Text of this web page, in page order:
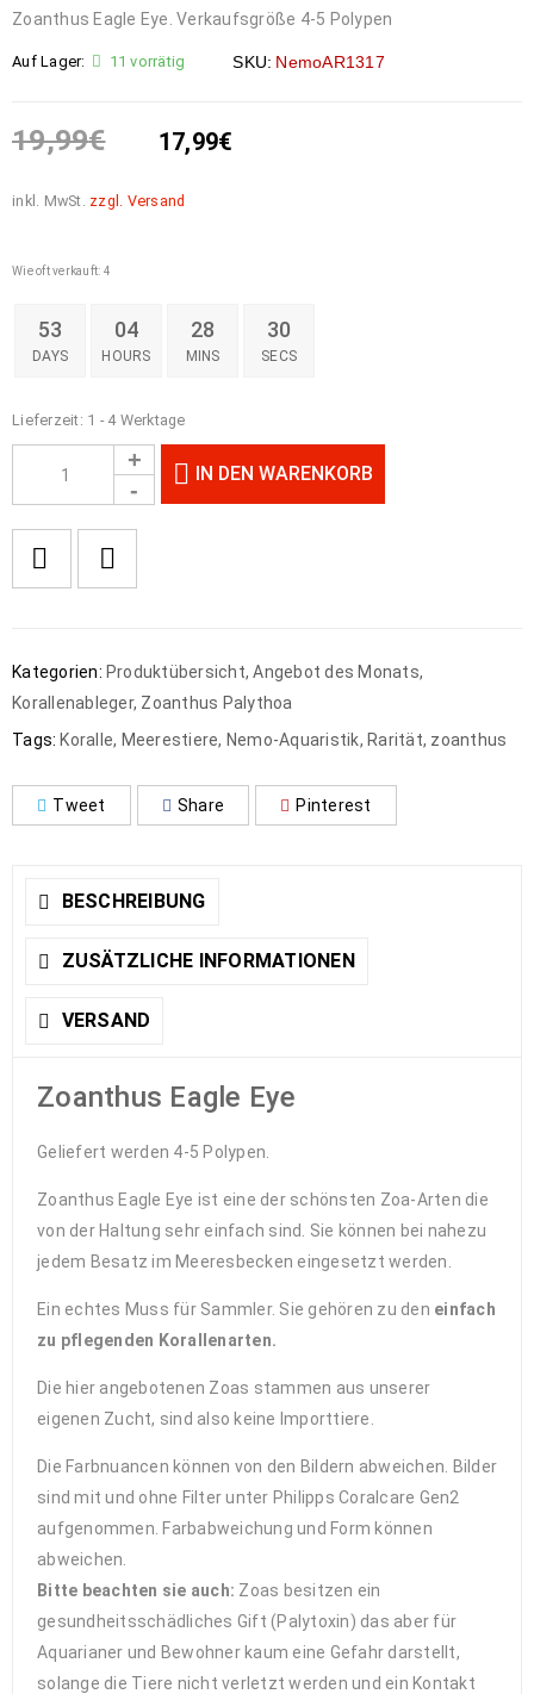
Zoanthus Eagle Eye. Verkaufsgröße 4-5 Polypen
Auf Lager: 11 vorrätig SKU: NemoAR1317
19,99€ 17,99€
inkl. MwSt. zzgl. Versand
Wie oft verkauft: 4
53
DAYS
04
HOURS
28
MINS
30
SECS
Lieferzeit: 1 - 4 Werktage
IN DEN WARENKORB
Kategorien: Produktübersicht,Angebot des Monats,
Korallenableger, Zoanthus Palythoa
Tags: Koralle, Meerestiere, Nemo-Aquaristik, Rarität, zoanthus
Tweet Share Pinterest
BESCHREIBUNG
ZUSÄTZLICHE INFORMATIONEN
VERSAND
Zoanthus Eagle Eye
Geliefert werden 4-5 Polypen.
Zoanthus Eagle Eye ist eine der schönsten Zoa-Arten die
von der Haltung sehr einfach sind. Sie können bei nahezu
jedem Besatz im Meeresbecken eingesetzt werden.
Ein echtes Muss für Sammler. Sie gehören zu den einfach
zu pflegenden Korallenarten.
Die hier angebotenen Zoas stammen aus unserer
eigenen Zucht, sind also keine Importtiere.
Die Farbnuancen können von den Bildern abweichen. Bilder
sind mit und ohne Filter unter Philipps Coralcare Gen2
aufgenommen. Farbabweichung und Form können
abweichen.
Bitte beachten sie auch: Zoas besitzen ein
gesundheitsschädliches Gift (Palytoxin) das aber für
Aquarianer und Bewohner kaum eine Gefahr darstellt,
solange die Tiere nicht verletzt werden und ein Kontakt